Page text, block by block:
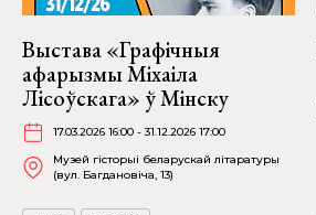
Выстава «Графічныя
афарызмы Міхаіла
Лісоўскага» ў Мінску
17.03.2026 16:00 - 31.12.2026 17:00
Музей гісторыі беларускай літаратуры
(вул. Багдановіча, 13)